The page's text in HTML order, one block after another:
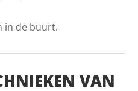
in de buurt.
VAN